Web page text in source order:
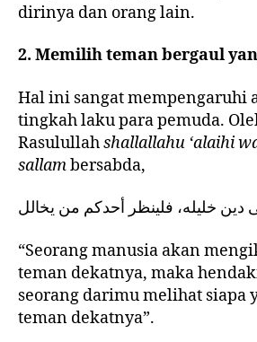
dirinya dan orang lain.
2. Memilih teman bergaul
Hal ini sangat mempengaruhi
tingkah laku para pemuda.
Rasulullahshallallahu ‘alaihi
sallambersabda,
دين خليله، فلينظر أحدكم من يخالل
“Seorang manusia akan
teman dekatnya, maka
seorang darimu melihat siapa
teman dekatnya”.